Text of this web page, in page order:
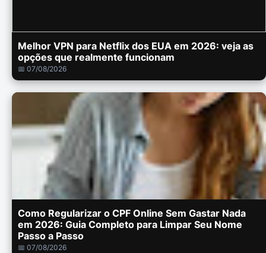
Melhor VPN para Netflix dos EUA em 2026: veja as
opções que realmente funcionam
📅 07/08/2026
Como Regularizar o CPF Online Sem Gastar Nada
em 2026: Guia Completo para Limpar Seu Nome
Passo a Passo
📅 07/08/2026